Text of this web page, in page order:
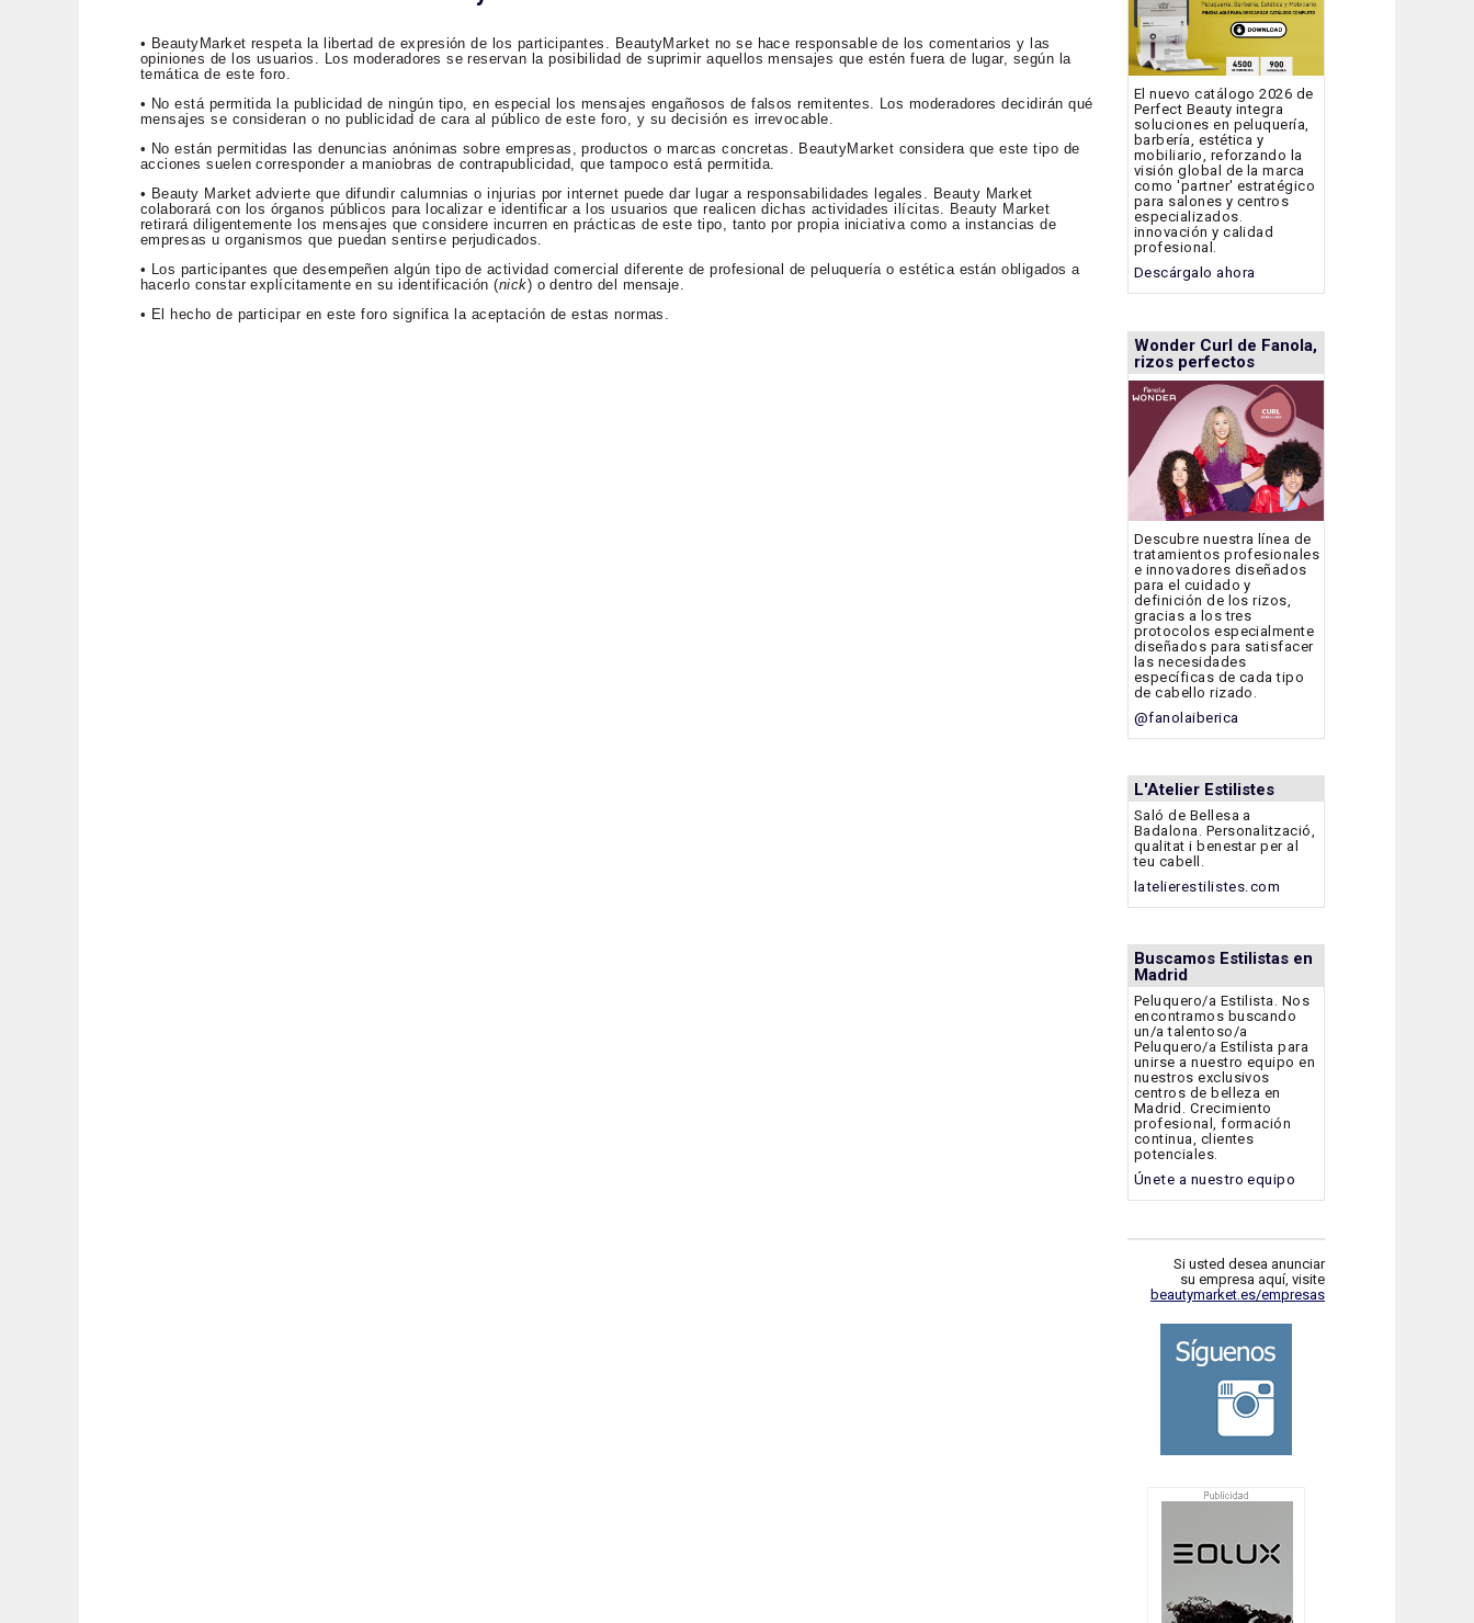
• BeautyMarket respeta la libertad de expresión de los participantes. BeautyMarket no se hace responsable de los comentarios y las
opiniones de los usuarios. Los moderadores se reservan la posibilidad de suprimir aquellos mensajes que estén fuera de lugar, según la
temática de este foro.
• No está permitida la publicidad de ningún tipo, en especial los mensajes engañosos de falsos remitentes. Los moderadores decidirán qué
mensajes se consideran o no publicidad de cara al público de este foro, y su decisión es irrevocable.
• No están permitidas las denuncias anónimas sobre empresas, productos o marcas concretas. BeautyMarket considera que este tipo de
acciones suelen corresponder a maniobras de contrapublicidad, que tampoco está permitida.
• Beauty Market advierte que difundir calumnias o injurias por internet puede dar lugar a responsabilidades legales. Beauty Market
colaborará con los órganos públicos para localizar e identificar a los usuarios que realicen dichas actividades ilícitas. Beauty Market
retirará diligentemente los mensajes que considere incurren en prácticas de este tipo, tanto por propia iniciativa como a instancias de
empresas u organismos que puedan sentirse perjudicados.
• Los participantes que desempeñen algún tipo de actividad comercial diferente de profesional de peluquería o estética están obligados a
hacerlo constar explícitamente en su identificación (nick) o dentro del mensaje.
• El hecho de participar en este foro significa la aceptación de estas normas.
El nuevo catálogo 2026 de
Perfect Beauty integra
soluciones en peluquería,
barbería, estética y
mobiliario, reforzando la
visión global de la marca
como 'partner' estratégico
para salones y centros
especializados.
innovación y calidad
profesional.
Descárgalo ahora
Wonder Curl de Fanola,
rizos perfectos
Descubre nuestra línea de
tratamientos profesionales
e innovadores diseñados
para el cuidado y
definición de los rizos,
gracias a los tres
protocolos especialmente
diseñados para satisfacer
las necesidades
específicas de cada tipo
de cabello rizado.
@fanolaiberica
L'Atelier Estilistes
Saló de Bellesa a
Badalona. Personalització,
qualitat i benestar per al
teu cabell.
latelierestilistes.com
Buscamos Estilistas en
Madrid
Peluquero/a Estilista. Nos
encontramos buscando
un/a talentoso/a
Peluquero/a Estilista para
unirse a nuestro equipo en
nuestros exclusivos
centros de belleza en
Madrid. Crecimiento
profesional, formación
continua, clientes
potenciales.
Únete a nuestro equipo
Si usted desea anunciar
su empresa aquí, visite
beautymarket.es/empresas